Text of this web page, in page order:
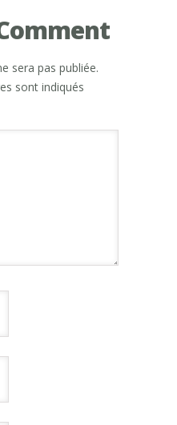
sera pas publiée.
sont indiqués